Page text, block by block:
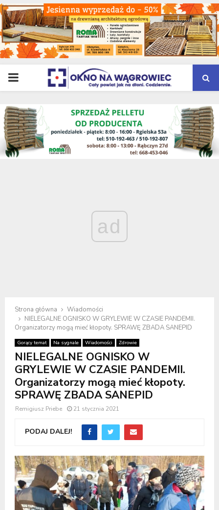
PRIMARY
MENU
ad
Strona główna
Wiadomości
NIELEGALNE OGNISKO W GRYLEWIE W CZASIE PANDEMII.
Organizatorzy mogą mieć kłopoty. SPRAWĘ ZBADA SANEPID
Gorący temat Na sygnale Wiadomości Zdrowie
NIELEGALNE OGNISKO W
GRYLEWIE W CZASIE PANDEMII.
Organizatorzy mogą mieć kłopoty.
SPRAWĘ ZBADA SANEPID
Remigiusz Priebe 21 stycznia 2021
PODAJ DALEJ!